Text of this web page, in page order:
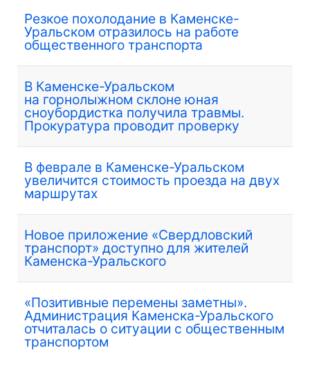
Резкое похолодание в Каменске-
Уральском отразилось на работе
общественного транспорта
В Каменске-Уральском
на горнолыжном склоне юная
сноубордистка получила травмы.
Прокуратура проводит проверку
В феврале в Каменске-Уральском
увеличится стоимость проезда на двух
маршрутах
Новое приложение «Свердловский
транспорт» доступно для жителей
Каменска-Уральского
«Позитивные перемены заметны».
Администрация Каменска-Уральского
отчиталась о ситуации с общественным
транспортом